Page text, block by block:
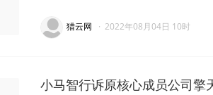
猎云网 · 2022年08月04日 10时
小马智行诉原核心成员公司擎